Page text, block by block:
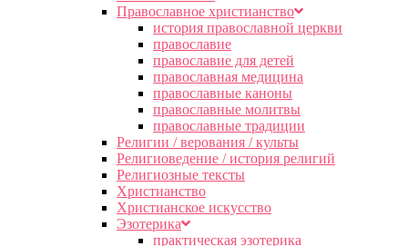
Православное христианство
история православной церкви
православие
православие для детей
православная медицина
православные каноны
православные молитвы
православные традиции
Религии / верования / культы
Религиоведение / история религий
Религиозные тексты
Христианство
Христианское искусство
Эзотерика
практическая эзотерика